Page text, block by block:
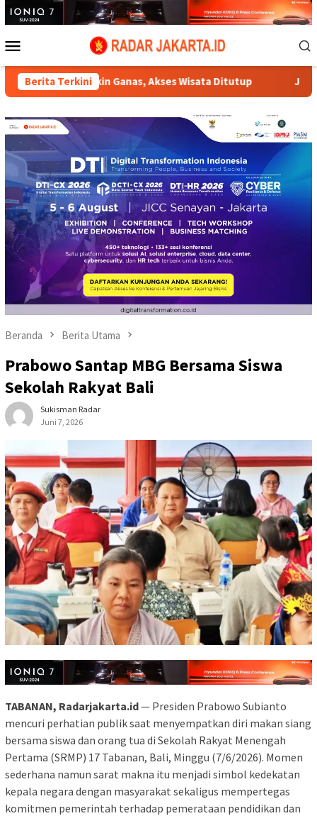
Loncat
ke
Mobile
Berita Terkini
Ganas, Akses Wisata Ditutup Jukir Viral di
Beranda Berita Utama
Prabowo Santap MBG Bersama Siswa
Sekolah Rakyat Bali
Sukisman Radar
Juni 7, 2026
TABANAN, Radarjakarta.id— Presiden Prabowo Subianto
mencuri perhatian publik saat menyempatkan diri makan siang
bersama siswa dan orang tua di Sekolah Rakyat Menengah
Pertama (SRMP) 17 Tabanan, Bali, Minggu (7/6/2026). Momen
sederhana namun sarat makna itu menjadi simbol kedekatan
kepala negara dengan masyarakat sekaligus mempertegas
komitmen pemerintah terhadap pemerataan pendidikan dan